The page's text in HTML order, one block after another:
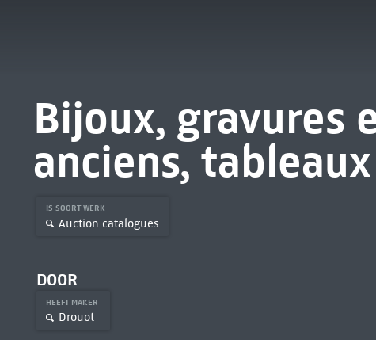
Bijoux, gravures
anciens,
IS SOORT WERK
Auction catalogues
DOOR
HEEFT MAKER
Drouot